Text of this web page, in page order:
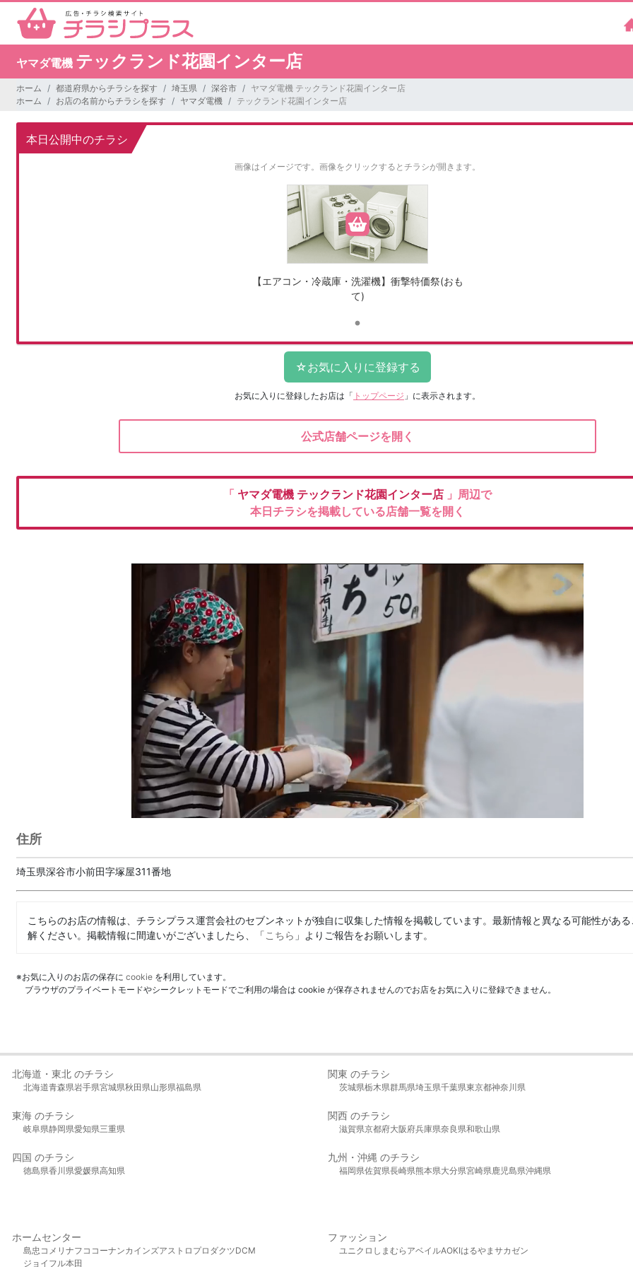
ヤマダ電機 テックランド花園インター店
ホーム 都道府県からチラシを探す 埼玉県 深谷市
ヤマダ電機 テックランド花園インター店
ホーム
お店の名前からチラシを探す ヤマダ電機 テックランド花園インター店
本日公開中のチラシ
画像はイメージです。 画像をクリックするとチラシが開きます。
【エアコン・冷蔵庫・洗濯機】衝撃特価祭(おも
て)
お気に入りに登録したお店は 「 トップページ 」に表示されます。
公式店舗ページを開く
「 ヤマダ電機 テックランド花園インター店 」周辺で
本日チラシを掲載している店舗一覧を開く
住所
埼玉県深谷市小前田字塚屋311番地
こちらのお店の情報は、チラシプラス運営会社のセブンネットが独自に収集した情報を掲載しています。最新情報と異なる可能性があ
解ください。掲載情報に間違いがございましたら、「こちら 」よりご報告をお願いします。
※お気に入りのお店の保存に cookie を利用しています。
ブラウザのプライベートモードやシークレットモードでご利用の場合は cookie が保存されませんのでお店をお気に入りに登録できません。
北海道・東北 のチラシ
北海道青森県岩手県宮城県秋田県山形県福島県
関東 のチラシ
茨城県栃木県群馬県埼玉県千葉県東京都神奈川県
東海 のチラシ
岐阜県静岡県愛知県三重県
関西 のチラシ
滋賀県京都府大阪府兵庫県奈良県和歌山県
四国 のチラシ
徳島県香川県愛媛県高知県
九州・沖縄 のチラシ
福岡県佐賀県長崎県熊本県大分県宮崎県鹿児島県沖縄県
ホームセンター
島忠 コメリ ナフコ コーナンカインズアストロプロダクツDCM
ジョイフル本田
ファッション
ユニクロ しまむら アベイルAOKIはるやま サカゼン